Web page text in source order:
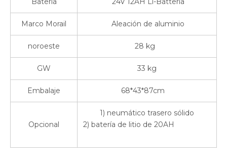
Marco Morail Aleación de aluminio
noroeste 28 kg
GW 33 kg
Embalaje 68*43*87cm
Opcional
1) neumático trasero sólido
2) batería de litio de 20AH